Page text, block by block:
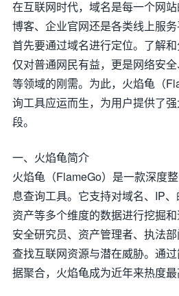
在互联网时代，域名是每一个网
博客、企业官网还是各类线上服
首先要通过域名进行定位。了解
仅对普通网民有益，更是网络安
等领域的刚需。为此，火焰龟（
询工具应运而生，为用户提供了
段。
一、火焰龟简介
火焰龟（FlameGo）是一款深度
息查询工具。它支持对域名、IP
资产等多个维度的数据进行挖掘
安全研究员、资产管理者、执法
查找互联网资源与潜在威胁。通
据聚合，火焰龟成为近年来热度最